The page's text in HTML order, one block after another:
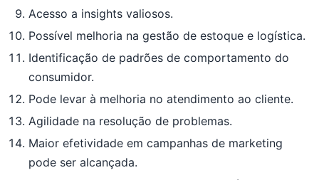
Acesso a insights valiosos.
Possível melhoria na gestão de estoque e logística.
Identificação de padrões de comportamento do
consumidor.
Pode levar à melhoria no atendimento ao cliente.
Agilidade na resolução de problemas.
Maior efetividade em campanhas de marketing
pode ser alcançada.